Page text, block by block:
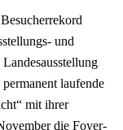
und
laufende
mit ihrer
die Foyer-